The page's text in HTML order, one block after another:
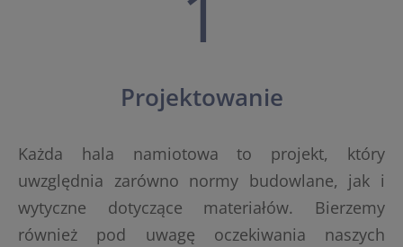
Projektowanie
Każda hala namiotowa to projekt, który
uwzględnia zarówno normy budowlane, jak i
wytyczne dotyczące materiałów. Bierzemy
również pod uwagę oczekiwania naszych